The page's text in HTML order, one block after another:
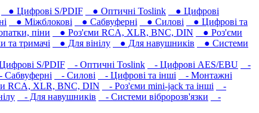
● Цифрові S/PDIF ● Оптичні Toslink
● Цифрові
● Міжблокові ● Сабвуферні ● Силові
● Цифрові та
піни ● Роз'єми RCA, XLR, BNC, DIN
● Роз'єми
та тримачі ● Для вінілу ● Для навушників‎
● Системи
S/PDIF - Оптичні Toslink - Цифрові AES/EBU
-
Сабвуферні - Силові - Цифрові та інші
- Монтажні
RCA, XLR, BNC, DIN - Роз'єми mini-jack та інші
-
- Для навушників‎ - Системи вібророзв'язки
-